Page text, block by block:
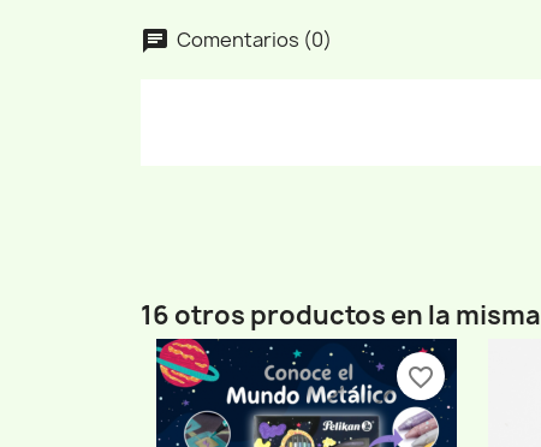
Comentarios (0)
16 otros productos en la
favorite_border